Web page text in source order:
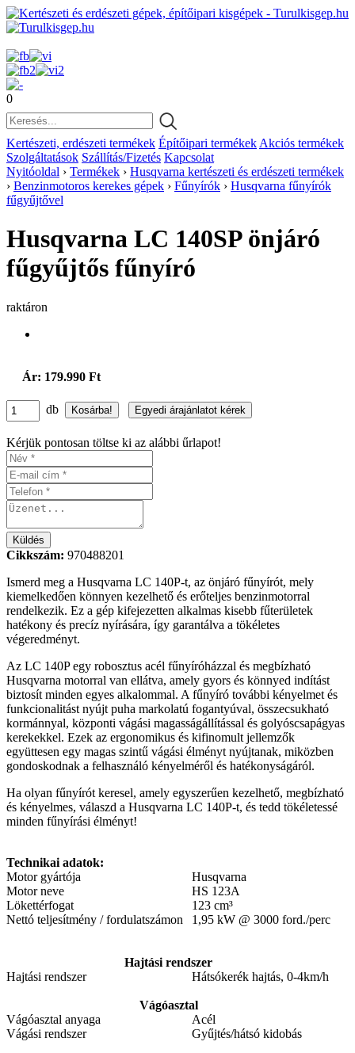
0
Kertészeti, erdészeti termékek Építőipari termékek Akciós termékek
Szolgáltatások Szállítás/Fizetés Kapcsolat
Nyitóoldal › Termékek › Husqvarna kertészeti és erdészeti termékek
› Benzinmotoros kerekes gépek › Fűnyírók › Husqvarna fűnyírók
fűgyűjtővel
Husqvarna LC 140SP önjáró
fűgyűjtős fűnyíró
raktáron
Ár: 179.990 Ft
db
Kérjük pontosan töltse ki az alábbi űrlapot!
Cikkszám: 970488201
Ismerd meg a Husqvarna LC 140P-t, az önjáró fűnyírót, mely
kiemelkedően könnyen kezelhető és erőteljes benzinmotorral
rendelkezik. Ez a gép kifejezetten alkalmas kisebb fűterületek
hatékony és precíz nyírására, így garantálva a tökéletes
végeredményt.
Az LC 140P egy robosztus acél fűnyíróházzal és megbízható
Husqvarna motorral van ellátva, amely gyors és könnyed indítást
biztosít minden egyes alkalommal. A fűnyíró további kényelmet és
funkcionalitást nyújt puha markolatú fogantyúval, összecsukható
kormánnyal, központi vágási magasságállítással és golyóscsapágyas
kerekekkel. Ezek az ergonomikus és kifinomult jellemzők
együttesen egy magas szintű vágási élményt nyújtanak, miközben
gondoskodnak a felhasználó kényelméről és hatékonyságáról.
Ha olyan fűnyírót keresel, amely egyszerűen kezelhető, megbízható
és kényelmes, válaszd a Husqvarna LC 140P-t, és tedd tökéletessé
minden fűnyírási élményt!
Technikai adatok:
Motor gyártója
Husqvarna
Motor neve
HS 123A
Lökettérfogat
123 cm³
Nettó teljesítmény / fordulatszámon
1,95 kW @ 3000 ford./perc
Hajtási rendszer
Hajtási rendszer
Hátsókerék hajtás, 0-4km/h
Vágóasztal
Vágóasztal anyaga
Acél
Vágási rendszer
Gyűjtés/hátsó kidobás